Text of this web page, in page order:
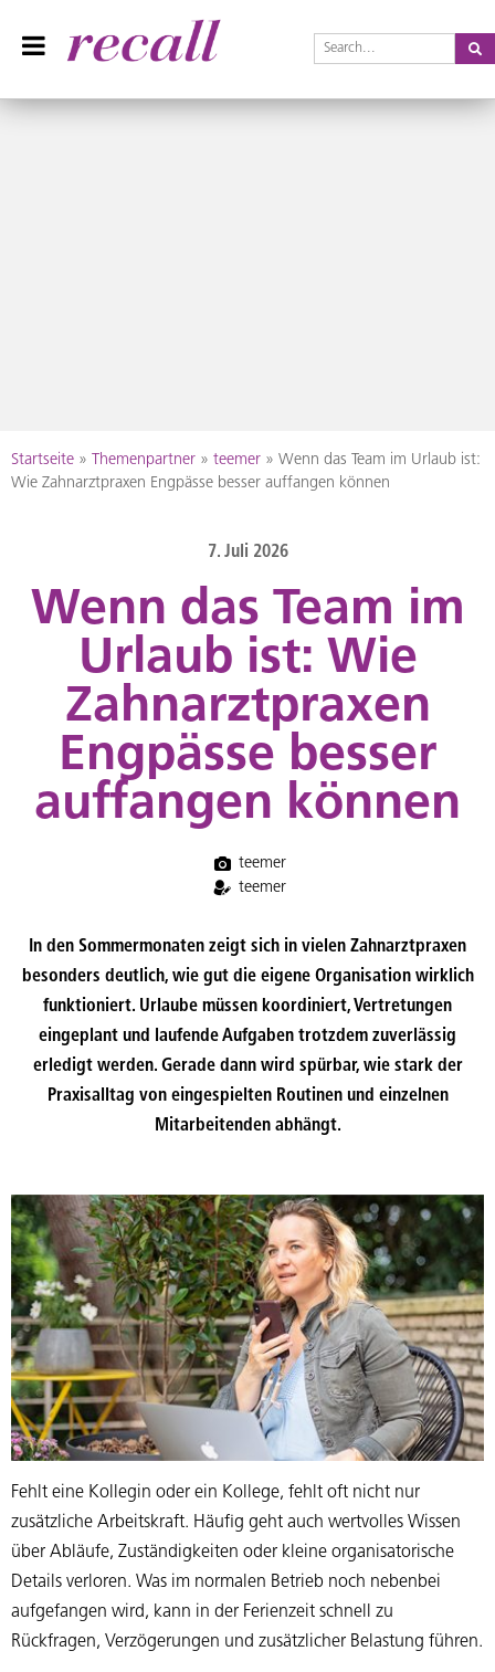
Recall Magazin
Das Praxisteam-Magazin
to
Startseite » Themenpartner » teemer » Wenn das Team im Urlaub ist:
Wie Zahnarztpraxen Engpässe besser auffangen können
7. Juli 2026
Wenn das Team im
Urlaub ist: Wie
Zahnarztpraxen
Engpässe besser
auffangen können
teemer
teemer
In den Sommermonaten zeigt sich in vielen Zahnarztpraxen
besonders deutlich, wie gut die eigene Organisation wirklich
funktioniert. Urlaube müssen koordiniert, Vertretungen
eingeplant und laufende Aufgaben trotzdem zuverlässig
erledigt werden. Gerade dann wird spürbar, wie stark der
Praxisalltag von eingespielten Routinen und einzelnen
Mitarbeitenden abhängt.
Fehlt eine Kollegin oder ein Kollege, fehlt oft nicht nur
zusätzliche Arbeitskraft. Häufig geht auch wertvolles Wissen
über Abläufe, Zuständigkeiten oder kleine organisatorische
Details verloren. Was im normalen Betrieb noch nebenbei
aufgefangen wird, kann in der Ferienzeit schnell zu
Rückfragen, Verzögerungen und zusätzlicher Belastung führen.